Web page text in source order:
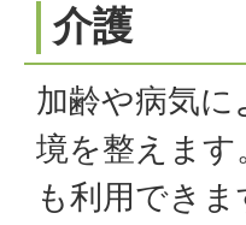
介護
加齢や病気
境を整えま
も利用できま